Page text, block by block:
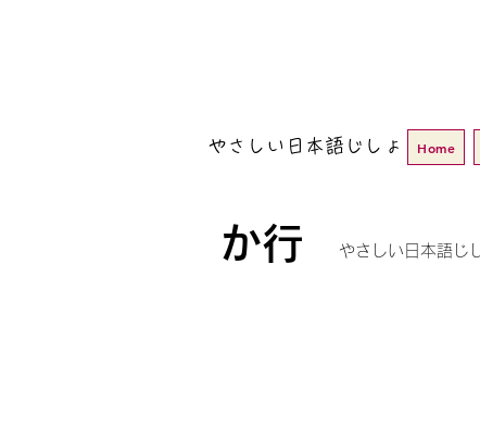
やさしい日本語じしょ Home
か行 やさしい日本語じ